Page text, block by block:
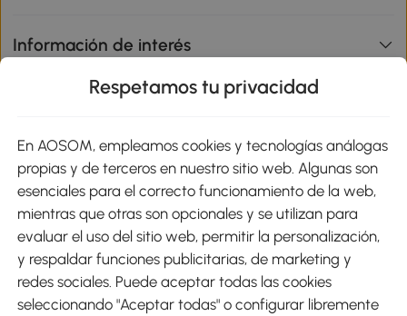
Información de interés
Métodos de Pago
Envíos
Respetamos tu privacidad
En AOSOM, empleamos cookies y tecnologías análogas
propias y de terceros en nuestro sitio web. Algunas son
esenciales para el correcto funcionamiento de la web,
mientras que otras son opcionales y se utilizan para
evaluar el uso del sitio web, permitir la personalización,
y respaldar funciones publicitarias, de marketing y
redes sociales. Puede aceptar todas las cookies
seleccionando "Aceptar todas" o configurar libremente